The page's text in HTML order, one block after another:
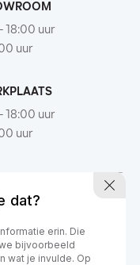
18:00 uur
uur
18:00 uur
uur
dat?
erin. Die
bijvoorbeeld
wat je invulde. Op